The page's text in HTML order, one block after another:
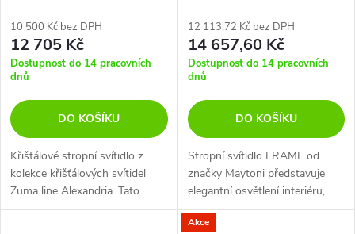
10 500 Kč bez DPH
12 705 Kč
Dostupnost do 14 pracovních
dnů
DO KOŠÍKU
Křišťálové stropní svítidlo z
kolekce křišťálových svítidel
Zuma line Alexandria. Tato
kolekce se vyznačuje
12 113,72 Kč bez DPH
14 657,60 Kč
Dostupnost do 14 pracovních
dnů
DO KOŠÍKU
Stropní svítidlo FRAME od
značky Maytoni představuje
elegantní osvětlení interiéru,
které díky svému kovovému
zpracování ve zlaté barvě
Akce